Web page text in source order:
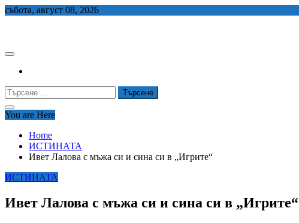
Skip
събота, август 08, 2026
Търсене
за:
You are Here
Home
ИСТИНАТА
Ивет Лалова с мъжа си и сина си в „Игрите“
ИСТИНАТА
Ивет Лалова с мъжа си и сина си в „Игрите“